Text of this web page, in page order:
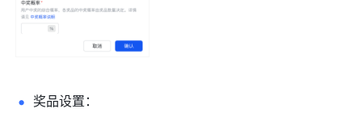
奖品设置：